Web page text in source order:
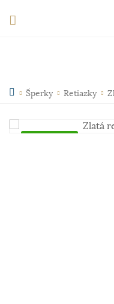
Šperky Retiazky